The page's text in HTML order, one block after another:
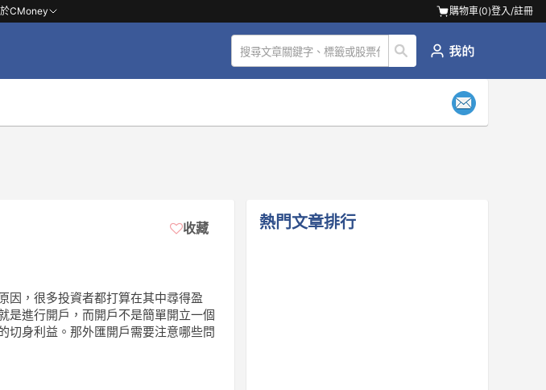
CMoney 購物車(0)登入/註冊
收藏
因，很多投資者都打算在其中尋得盈
是進行開戶，而開戶不是簡單開立一個
切身利益。那外匯開戶需要注意哪些問
熱門文章排行